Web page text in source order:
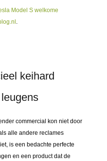
Model S welkome
.
keihard
commercial kon niet door
alle andere reclames
is een bedachte perfecte
en een product dat de